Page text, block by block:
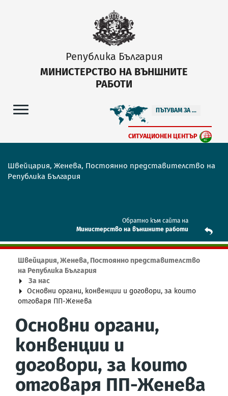
Република България
МИНИСТЕРСТВО НА ВЪНШНИТЕ
РАБОТИ
ПЪТУВАМ ЗА ...
СИТУАЦИОНЕН ЦЕНТЪР
Швейцария, Женева, Постоянно представителство на
Република България
Обратно към сайта на
Mинистерство на външните работи
Швейцария, Женева, Постоянно представителство
на Република България
За нас
Основни органи, конвенции и договори, за които
отговаря ПП-Женева
Основни органи,
конвенции и
договори, за които
отговаря ПП-Женева